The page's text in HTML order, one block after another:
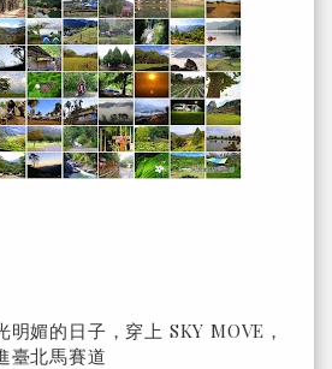
明媚的日子，穿上 SKY MOVE，
臺北馬賽道